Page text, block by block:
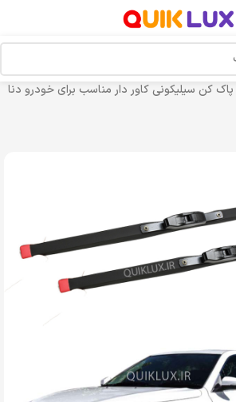
کن سیلیکونی کاور دار مناسب برای خودرو دنا